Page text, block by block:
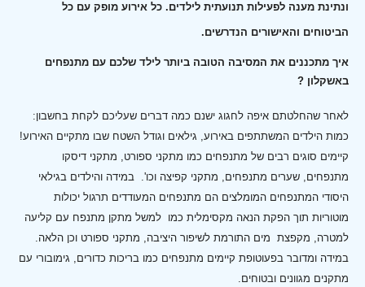
ונתינת מענה לפעילות תנועתית לילדים. כל אירוע מופק עם כל
הביטוחים והאישורים הנדרשים.
איך מתכננים את המסיבה הטובה ביותר לילד שלכם עם מתנפחים
באשקלון ?
לאחר שהחלטתם איפה לחגוג ישנם כמה דברים שעליכם לקחת בחשבון:
כמות הילדים המשתתפים באירוע, גילאים וגודל השטח שבו מתקיים האירוע!
קיימים סוגים רבים של מתנפחים כמו מתקני ספורט, מתקני דיסקו
מתנפחים, שערים מתנפחים, מתקני קפיצה וכו'. במידה והילדים בגילאי
היסודי המתנפחים המומלצים הם מתנפחים המעודדים תרגול יכולות
מוטוריות תוך הפקת הנאה מקסימלית כמו למשל מתקן מתנפח עם קליעה
למטרה, מקפצת מים התורמת לשיפור היציבה, מתקני ספורט וכן הלאה.
במידה ומדובר בפעוטופת קיימים מתנפחים כמו בריכות כדורים, גימובורי עם
מתקנים מגוונים ובטוחים.